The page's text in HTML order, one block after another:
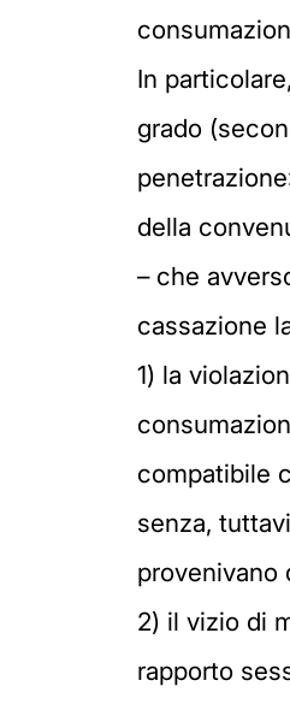
In
grado
della
– che
cassazione
1) la
compatibile
senza,
provenivano
2) il vizio di
rapporto